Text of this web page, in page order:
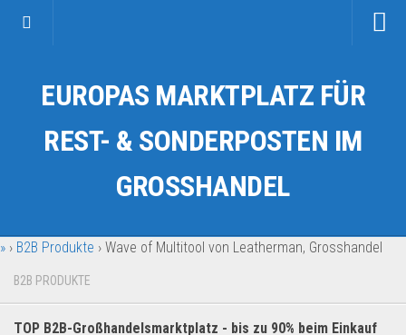
Kategorien
Auto & Motorrad
Fahrzeuge & Transport
Garten & Werkzeug
Geschäft, Büro & Schreibwaren
Geschenkartikel
EUROPAS MARKTPLATZ FÜR
REST- & SONDERPOSTEN IM
GROSSHANDEL
» › B2B Produkte › Wave of Multitool von Leatherman, Grosshandel
B2B PRODUKTE
TOP B2B-Großhandelsmarktplatz - bis zu 90% beim Einkauf